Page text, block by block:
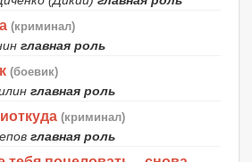
(криминал)
главная роль
(боевик)
главная роль
(криминал)
главная роль